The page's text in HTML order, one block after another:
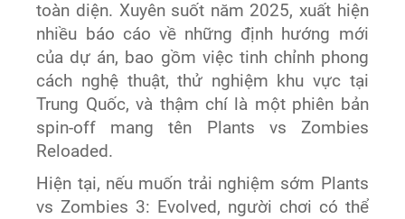
toàn diện. Xuyên suốt năm 2025, xuất hiện
nhiều báo cáo về những định hướng mới
của dự án, bao gồm việc tinh chỉnh phong
cách nghệ thuật, thử nghiệm khu vực tại
Trung Quốc, và thậm chí là một phiên bản
spin-off mang tên Plants vs Zombies
Reloaded.
Hiện tại, nếu muốn trải nghiệm sớm Plants
vs Zombies 3: Evolved, người chơi có thể